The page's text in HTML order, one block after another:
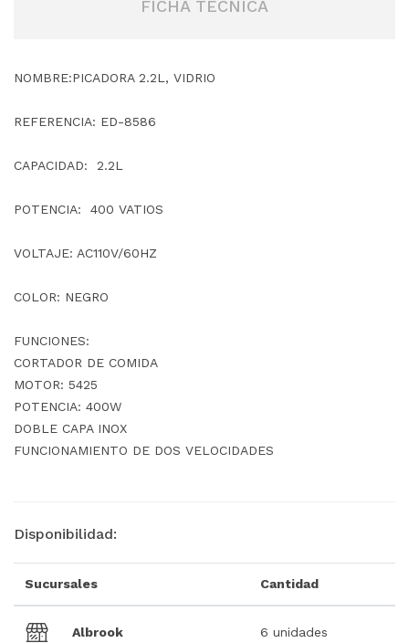
FICHA TÉCNICA
NOMBRE:PICADORA 2.2L, VIDRIO
REFERENCIA: ED-8586
CAPACIDAD: 2.2L
POTENCIA: 400 VATIOS
VOLTAJE: AC110V/60HZ
COLOR: NEGRO
FUNCIONES:
CORTADOR DE COMIDA
MOTOR: 5425
POTENCIA: 400W
DOBLE CAPA INOX
FUNCIONAMIENTO DE DOS VELOCIDADES
Disponibilidad:
Sucursales Cantidad
Albrook 6 unidades